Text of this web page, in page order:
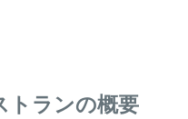
トランの概要